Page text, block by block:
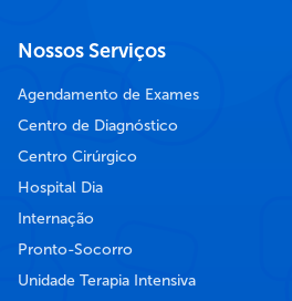
Nossos Serviços
Agendamento de Exames
Centro de Diagnóstico
Centro Cirúrgico
Hospital Dia
Internação
Pronto-Socorro
Unidade Terapia Intensiva